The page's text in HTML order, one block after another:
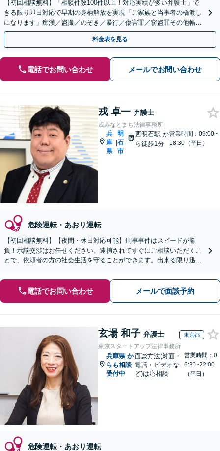
【初回相談無料】「相談件数100件以上！対応実績が多い弁護士」で
きる限り即日対応で早期の身柄解放を実現「ご家族と当事者の橋渡し
になります」痴漢／盗撮／のぞき／暴行／傷害罪／窃盗罪その他幅広
く【夜間休日対応可能】【三宮駅徒歩5分】
料金表を見る
電話でお問い合わせ メールでお問い合わせ
戎 卓一 弁護士
戎みなとまち法律事務所
兵
庫
県
|
明
石
市
西明石駅 か
ら徒歩1分
営業時間：09:00~
18:30（平日）
危険運転・あおり運転
【初回相談無料】【夜間・休日対応可能】刑事事件はスピードが勝
負！示談交渉はお任せください。逮捕されてすぐにご相談いただくこ
とで、依頼者の方の社会生活を守ることができます。出来る限り迅
電話でお問い合わせ メールで面談予約
玄場 和子 弁護士 東京都
東京スタートアップ法律事務所
兵庫県 か
らも相談
受付中
面談方法(対面・
電話・ビデオな
ど)は応相談
営業時間：0
6:30~22:00
（平日）
危険運転・あおり運転